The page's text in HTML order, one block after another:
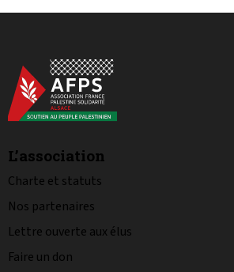
L’association
Charte et statuts
Nos partenaires
Lettre ouverte aux élus
Faire un don